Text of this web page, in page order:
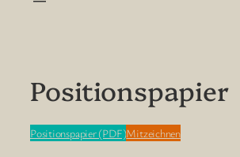
Positionspapier
Positionspapier (PDF)Mitzeichnen